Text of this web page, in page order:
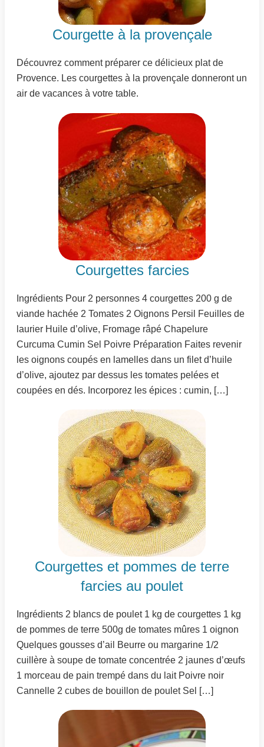
Courgette à la provençale
Découvrez comment préparer ce délicieux plat de
Provence. Les courgettes à la provençale donneront un
air de vacances à votre table.
Courgettes farcies
Ingrédients Pour 2 personnes 4 courgettes 200 g de
viande hachée 2 Tomates 2 Oignons Persil Feuilles de
laurier Huile d’olive, Fromage râpé Chapelure
Curcuma Cumin Sel Poivre Préparation Faites revenir
les oignons coupés en lamelles dans un filet d’huile
d’olive, ajoutez par dessus les tomates pelées et
coupées en dés. Incorporez les épices : cumin, […]
Courgettes et pommes de terre
farcies au poulet
Ingrédients 2 blancs de poulet 1 kg de courgettes 1 kg
de pommes de terre 500g de tomates mûres 1 oignon
Quelques gousses d’ail Beurre ou margarine 1/2
cuillère à soupe de tomate concentrée 2 jaunes d’œufs
1 morceau de pain trempé dans du lait Poivre noir
Cannelle 2 cubes de bouillon de poulet Sel […]